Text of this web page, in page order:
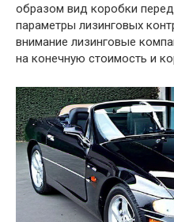
образом вид коробки
параметры лизинговых
внимание лизинговые
на конечную стоимость и